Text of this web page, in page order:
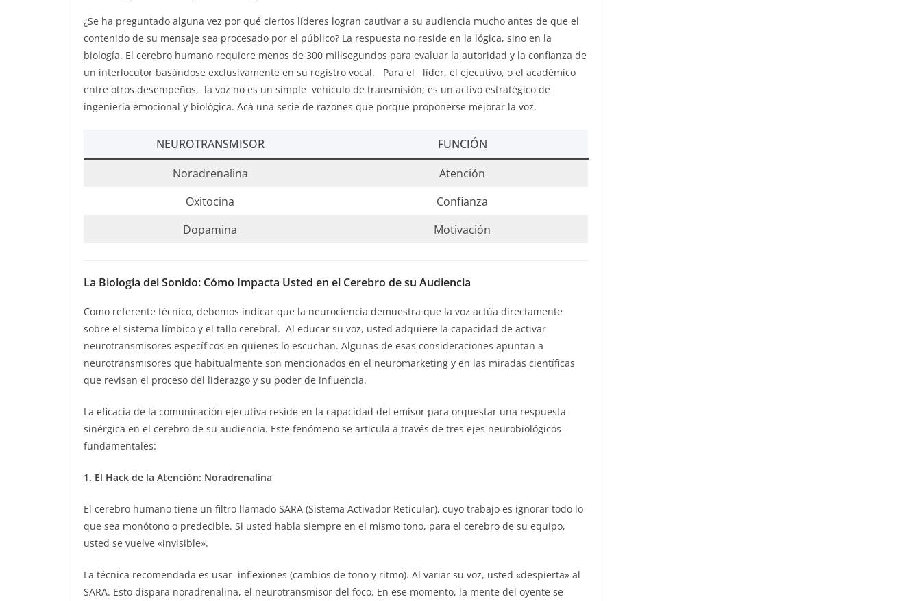
¿Se ha preguntado alguna vez por qué ciertos líderes logran cautivar a su audiencia mucho antes de que el
contenido de su mensaje sea procesado por el público? La respuesta no reside en la lógica, sino en la
biología. El cerebro humano requiere menos de 300 milisegundos para evaluar la autoridad y la confianza de
un interlocutor basándose exclusivamente en su registro vocal. Para el líder, el ejecutivo, o el académico
entre otros desempeños, la voz no es un simple vehículo de transmisión; es un activo estratégico de
ingeniería emocional y biológica. Acá una serie de razones que porque proponerse mejorar la voz.
NEUROTRANSMISOR
FUNCIÓN
Noradrenalina
Atención
Oxitocina
Confianza
Dopamina
Motivación
La Biología del Sonido: Cómo Impacta Usted en el Cerebro de su Audiencia
Como referente técnico, debemos indicar que la neurociencia demuestra que la voz actúa directamente
sobre el sistema límbico y el tallo cerebral. Al educar su voz, usted adquiere la capacidad de activar
neurotransmisores específicos en quienes lo escuchan. Algunas de esas consideraciones apuntan a
neurotransmisores que habitualmente son mencionados en el neuromarketing y en las miradas científicas
que revisan el proceso del liderazgo y su poder de influencia.
La eficacia de la comunicación ejecutiva reside en la capacidad del emisor para orquestar una respuesta
sinérgica en el cerebro de su audiencia. Este fenómeno se articula a través de tres ejes neurobiológicos
fundamentales:
1. El Hack de la Atención: Noradrenalina
El cerebro humano tiene un filtro llamado SARA (Sistema Activador Reticular), cuyo trabajo es ignorar todo lo
que sea monótono o predecible. Si usted habla siempre en el mismo tono, para el cerebro de su equipo,
usted se vuelve «invisible».
La técnica recomendada es usar inflexiones (cambios de tono y ritmo). Al variar su voz, usted «despierta» al
SARA. Esto dispara noradrenalina, el neurotransmisor del foco. En ese momento, la mente del oyente se